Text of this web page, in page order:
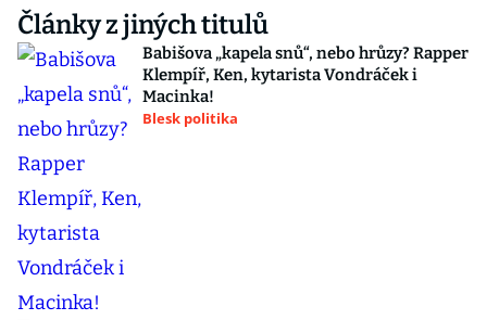
Články z jiných titulů
Babišova „kapela snů“, nebo hrůzy? Rapper
Klempíř, Ken, kytarista Vondráček i
Macinka!
Blesk politika